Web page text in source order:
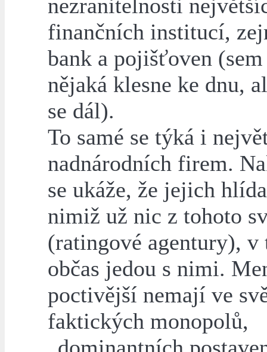
nezranitelnosti
finančních institucí,
bank a pojišťoven
nějaká klesne ke dnu,
se dál).
To samé se týká i
nadnárodních firem.
se ukáže, že jejich
nimiž už nic z tohoto
(ratingové agentury), v
občas jedou s nimi.
poctivější nemají ve
faktických monopolů,